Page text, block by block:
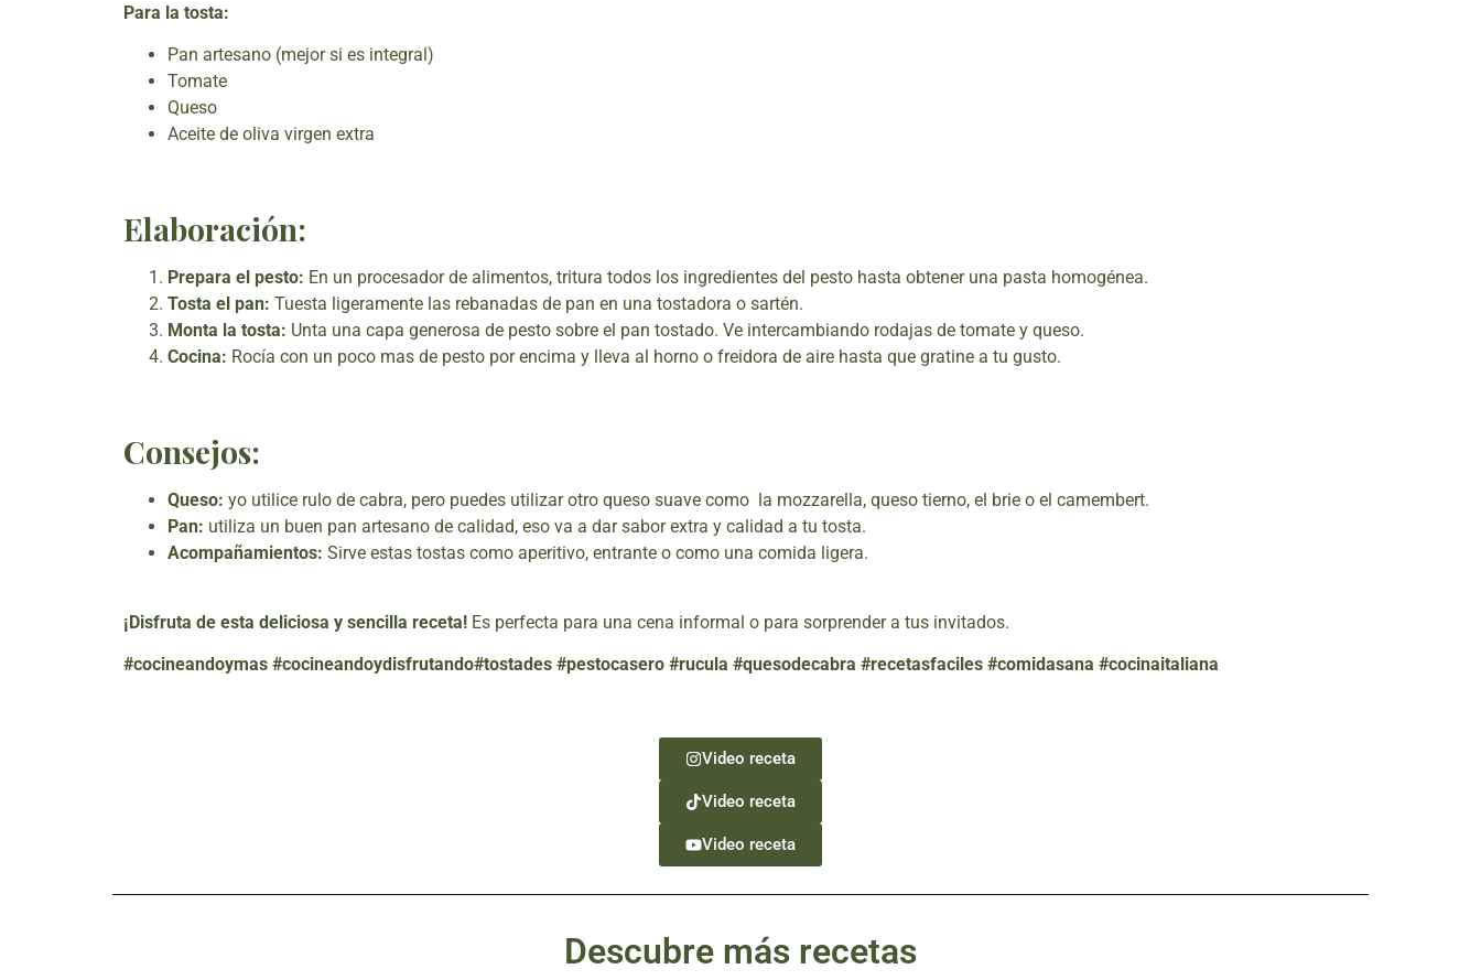
Para la tosta:
Pan artesano (mejor si es integral)
Tomate
Queso
Aceite de oliva virgen extra
Elaboración:
Prepara el pesto: En un procesador de alimentos, tritura todos los ingredientes del pesto hasta obtener una pasta homogénea.
Tosta el pan: Tuesta ligeramente las rebanadas de pan en una tostadora o sartén.
Monta la tosta: Unta una capa generosa de pesto sobre el pan tostado. Ve intercambiando rodajas de tomate y queso.
Cocina: Rocía con un poco mas de pesto por encima y lleva al horno o freidora de aire hasta que gratine a tu gusto.
Consejos:
Queso: yo utilice rulo de cabra, pero puedes utilizar otro queso suave como la mozzarella, queso tierno, el brie o el camembert.
Pan: utiliza un buen pan artesano de calidad, eso va a dar sabor extra y calidad a tu tosta.
Acompañamientos: Sirve estas tostas como aperitivo, entrante o como una comida ligera.
¡Disfruta de esta deliciosa y sencilla receta! Es perfecta para una cena informal o para sorprender a tus invitados.
#cocineandoymas #cocineandoydisfrutando#tostades #pestocasero #rucula #quesodecabra #recetasfaciles #comidasana #cocinaitaliana
Video receta
Video receta
Video receta
Descubre más recetas